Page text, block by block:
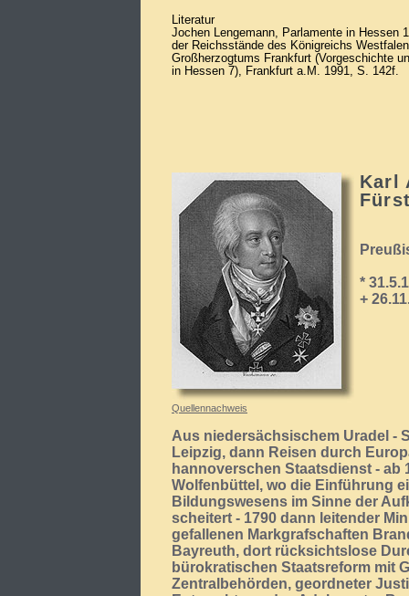
Literatur
Jochen Lengemann, Parlamente in Hessen
der Reichsstände des Königreichs
Großherzogtums Frankfurt (Vorgeschichte
in Hessen 7), Frankfurt a.M. 1991, S. 142f.
Quellennachweis
Karl
*
+
Aus niedersächsischem Uradel -
Leipzig, dann Reisen durch
hannoverschen Staatsdienst - ab
Wolfenbüttel, wo die Einführung
Bildungswesens im Sinne der
scheitert - 1790 dann leitender
gefallenen Markgrafschaften
Bayreuth, dort rücksichtslose
bürokratischen Staatsreform mit
Zentralbehörden, geordneter